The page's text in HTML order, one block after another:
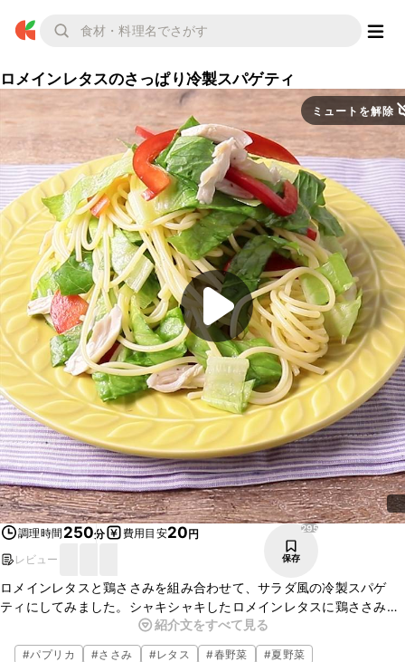
ロメインレタスのさっぱり冷製スパゲティ
ミュートを解除
調理時間 250分 費用目安20円
レビュー
295
保存
ロメインレタスと鶏ささみを組み合わせて、サラダ風の冷製スパゲ
ティにしてみました。シャキシャキしたロメインレタスに鶏ささみの
旨味が、さっぱりとしたドレッシングとよく合います。お好みの野菜
を入れるとアレンジが広がります。是非お試しくださいね。
紹介文をすべて見る
#パプリカ #ささみ #レタス #春野菜 #夏野菜